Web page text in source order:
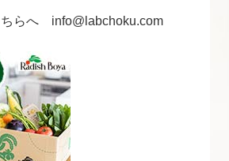
ちらへ info@labchoku.com